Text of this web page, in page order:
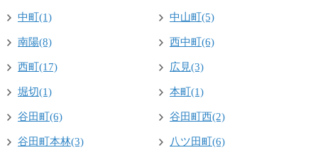
中町(1) 中山町(5)
南陽(8) 西中町(6)
西町(17) 広見(3)
堀切(1) 本町(1)
谷田町(6) 谷田町西(2)
谷田町本林(3) 八ツ田町(6)